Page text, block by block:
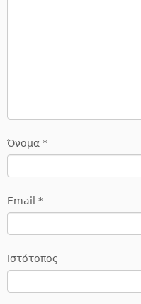
Όνομα *
Email *
Ιστότοπος